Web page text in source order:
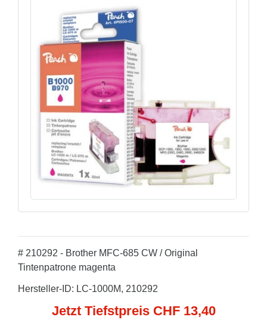
# 210292 - Brother MFC-685 CW / Original
Tintenpatrone magenta
Hersteller-ID: LC-1000M, 210292
Jetzt Tiefstpreis CHF 13,40